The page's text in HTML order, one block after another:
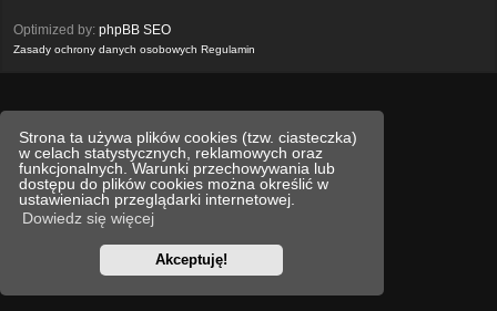
Strona ta używa plików cookies (tzw. ciasteczka)
w celach statystycznych, reklamowych oraz
funkcjonalnych. Warunki przechowywania lub
dostępu do plików cookies można określić w
ustawieniach przeglądarki internetowej.
Dowiedz się więcej
Akceptuję!
Optimized by: phpBB SEO
Zasady ochrony danych osobowych Regulamin